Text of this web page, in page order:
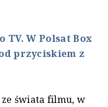
TV. W Polsat Box
przyciskiem z
ze świata filmu, w